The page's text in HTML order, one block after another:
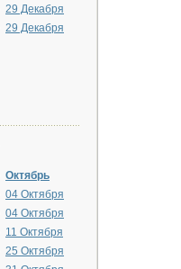
29 Декабря
29 Декабря
Октябрь
04 Октября
04 Октября
11 Октября
25 Октября